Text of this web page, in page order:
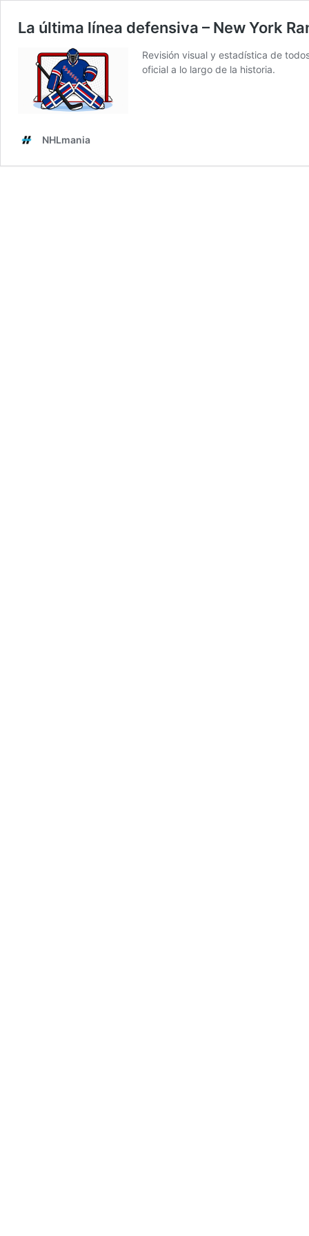
La última línea defensiva – New York
Revisión visual y estadística de
oficial a lo largo de la historia.
NHLmania